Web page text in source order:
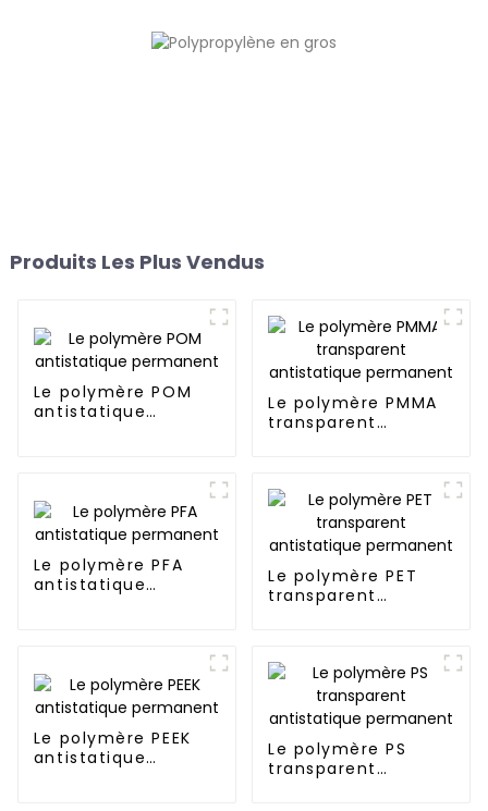
Produits Les Plus Vendus
Le polymère POM
antistatique
Le polymère PMMA
transparent
Le polymère PFA
antistatique
Le polymère PET
transparent
Le polymère PEEK
antistatique
Le polymère PS
transparent